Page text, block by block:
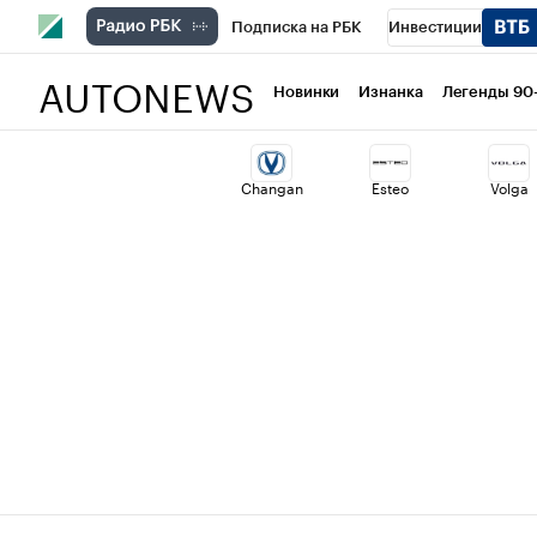
Подписка на РБК Инвестиции
Национальные проекты Город
Кредитные рейтинги Франшизы
AUTONEWS Новинки Изнанка Легенды
Changan Esteo Volga